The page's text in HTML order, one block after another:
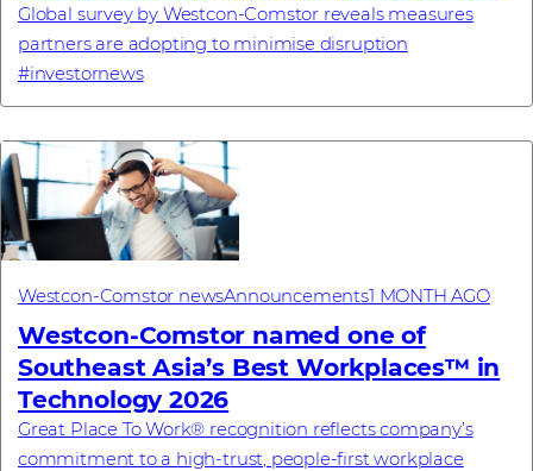
Global survey by Westcon-Comstor reveals measures
partners are adopting to minimise disruption
#investornews
Westcon-Comstor newsAnnouncements1 MONTH AGO
Westcon-Comstor named one of
Southeast Asia’s Best Workplaces™ in
Technology 2026
Great Place To Work® recognition reflects company’s
commitment to a high-trust, people-first workplace